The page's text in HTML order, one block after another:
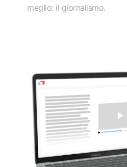
meglio: il giornalismo.